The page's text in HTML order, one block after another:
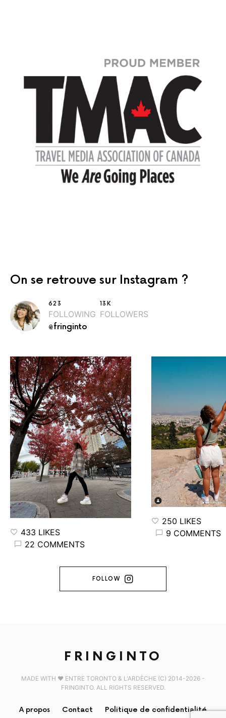
On se retrouve sur Instagram ?
623
FOLLOWING
13K
FOLLOWERS
@fringinto
433 LIKES
22 COMMENTS
250 LIKES
9 COMMENTS
FOLLOW
FRINGINTO
MADE WITH ♥️ ENTRE TORONTO & L'ARDÈCHE (C) 2014-2026 -
FRINGINTO. ALL RIGHTS RESERVED.
A propos Contact Politique de confidentialité